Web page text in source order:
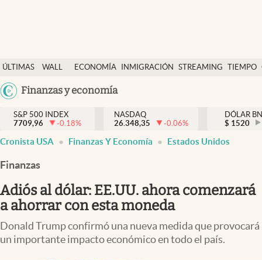
ÚLTIMAS
NOTICIAS
WALL
DÓLAR
ECONOMÍA INMIGRACIÓN STREAMING TIEMPO
México
USA
Finanzas y economía
Finanzas y economía
Wall Street y dólar
Inmigración
Espiritual
Streaming
PC y mobile
S&P 500 INDEX
7709,96
-0.18%
NASDAQ
26.348,35
-0.06%
DÓLAR
$ 1520
Cronista USA Finanzas Y Economía Estados Unidos
Finanzas
Adiós al dólar: EE.UU. ahora comenzará
a ahorrar con esta moneda
Donald Trump confirmó una nueva medida que provocará
un importante impacto económico en todo el país.